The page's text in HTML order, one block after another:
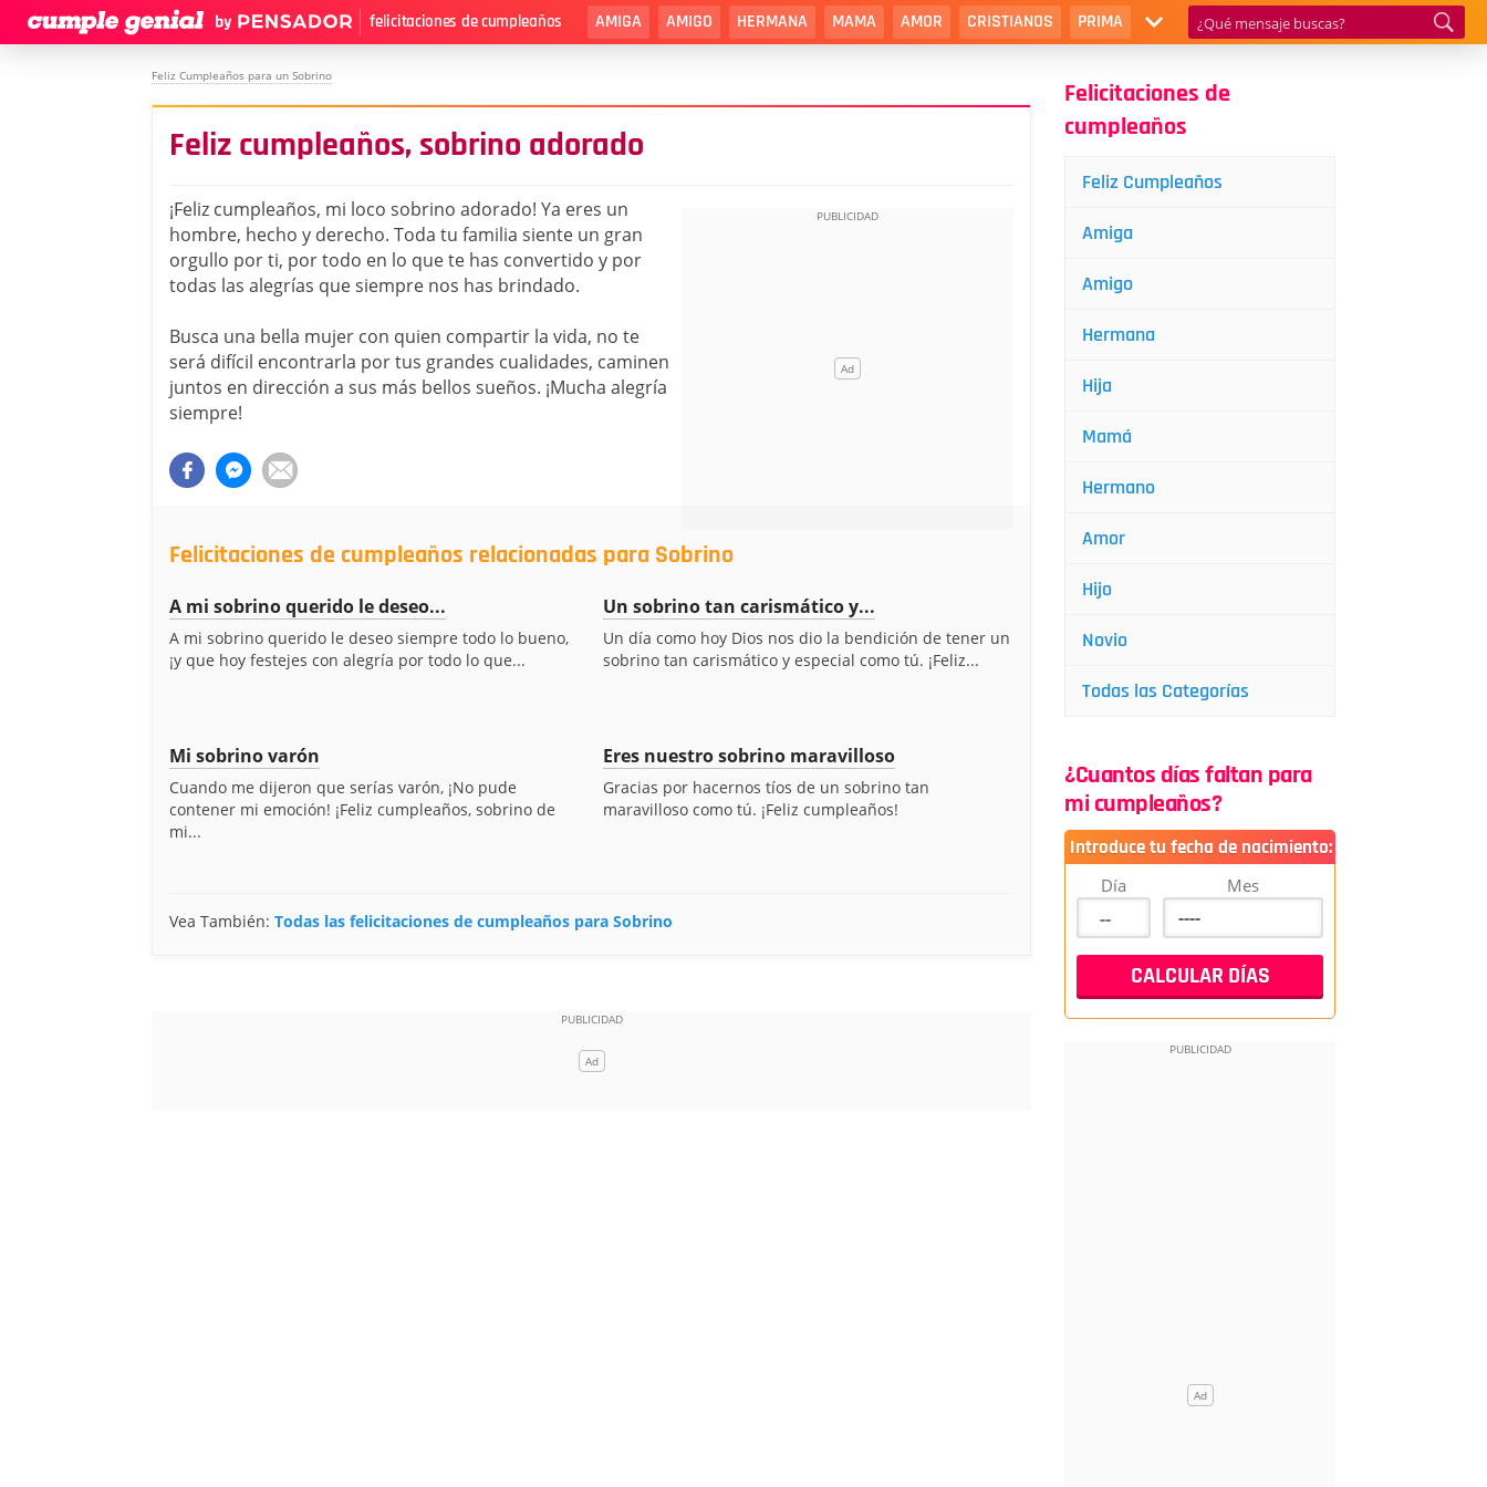
felicitaciones de cumpleaños AMIGA AMIGO HERMANA MAMA AMOR CRISTIANOS PRIMA
Feliz Cumpleaños para un Sobrino
Feliz cumpleaños, sobrino adorado
¡Feliz cumpleaños, mi loco sobrino adorado! Ya eres un
hombre, hecho y derecho. Toda tu familia siente un gran
orgullo por ti, por todo en lo que te has convertido y por
todas las alegrías que siempre nos has brindado.
Busca una bella mujer con quien compartir la vida, no te
será difícil encontrarla por tus grandes cualidades, caminen
juntos en dirección a sus más bellos sueños. ¡Mucha alegría
siempre!
Felicitaciones de cumpleaños relacionadas para Sobrino
A mi sobrino querido le deseo...
A mi sobrino querido le deseo siempre todo lo bueno,
¡y que hoy festejes con alegría por todo lo que...
Un sobrino tan carismático y...
Un día como hoy Dios nos dio la bendición de tener un
sobrino tan carismático y especial como tú. ¡Feliz...
Mi sobrino varón
Cuando me dijeron que serías varón, ¡No pude
contener mi emoción! ¡Feliz cumpleaños, sobrino de
mi...
Eres nuestro sobrino maravilloso
Gracias por hacernos tíos de un sobrino tan
maravilloso como tú. ¡Feliz cumpleaños!
Vea También: Todas las felicitaciones de cumpleaños para Sobrino
Felicitaciones de
cumpleaños
Feliz Cumpleaños
Amiga
Amigo
Hermana
Hija
Mamá
Hermano
Amor
Hijo
Novio
Todas las Categorías
¿Cuantos días faltan para
mi cumpleaños?
Introduce tu fecha de nacimiento:
Día Mes